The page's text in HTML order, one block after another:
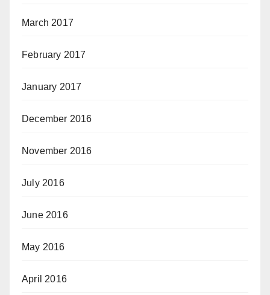
March 2017
February 2017
January 2017
December 2016
November 2016
July 2016
June 2016
May 2016
April 2016